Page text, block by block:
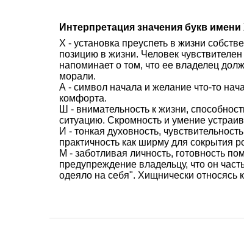
Интерпретация значения букв
Х - установка преуспеть в жизни
позицию в жизни. Человек
напоминает о том, что ее владелец
морали.
А - символ начала и желание что-то
комфорта.
Ш - внимательность к жизни,
ситуацию. Скромность и умение
И - тонкая духовность,
практичность как ширму для сокрытия
М - заботливая личность, готовность
предупреждение владельцу, что он
одеяло на себя". Хищнически относясь